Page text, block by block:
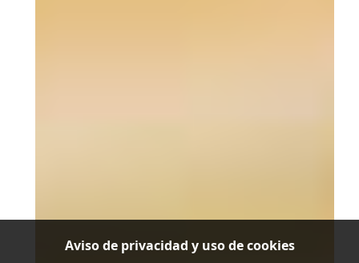
Aviso de privacidad y uso de cookies